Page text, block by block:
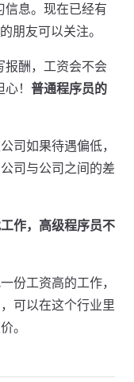
信息。现在已经有
朋友可以关注。
报酬，工资会不会
！ 普通程序员的
司如果待遇偏低，
司与公司之间的差
作，高级程序员不
份工资高的工作，
可以在这个行业里
。